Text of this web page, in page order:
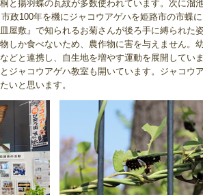
と揚羽蝶の瓦紋が多数使われています。次に溜
政100年を機にジャコウアゲハを姫路市の市蝶
屋敷』で知られるお菊さんが後ろ手に縛られた
しか食べないため、農作物に害を与えません。
どと連携し、自生地を増やす運動を展開してい
ジャコウアゲハ教室も開いています。ジャコウ
いと思います。